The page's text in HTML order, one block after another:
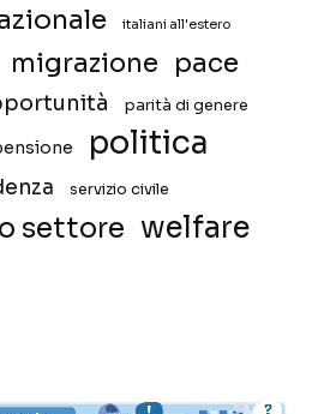
italiani all'estero
migrazione pace
parità di genere
politica
servizio civile
settore welfare